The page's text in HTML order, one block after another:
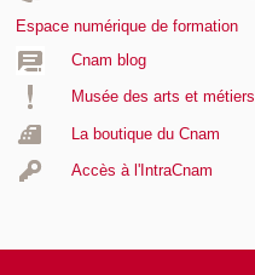
Espace numérique de formation
Cnam blog
Musée des arts et métiers
La boutique du Cnam
Accès à l'IntraCnam